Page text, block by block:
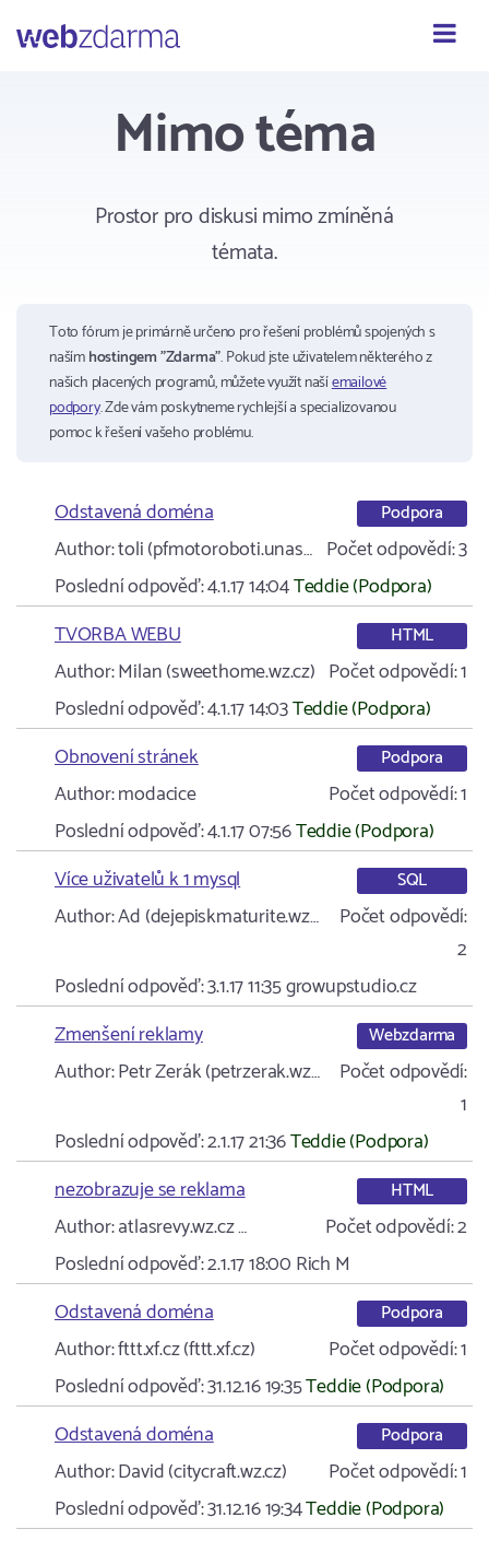
Mimo téma
Prostor pro diskusi mimo zmíněná
témata.
Toto fórum je primárně určeno pro řešení problémů spojených s
našímhostingem "Zdarma". Pokud jste uživatelem některého z
našich placených programů, můžete využít našíemailové
podpory. Zde vám poskytneme rychlejší a specializovanou
pomoc k řešení vašeho problému.
Odstavená doména Podpora
Author:toli (pfmotoroboti.unas… Počet odpovědí:3
Poslední odpověď:4.1.17 14:04Teddie (Podpora)
TVORBA WEBU
HTML
Author:Milan (sweethome.wz.cz) Počet odpovědí:1
Poslední odpověď:4.1.17 14:03Teddie (Podpora)
Obnovení stránek
Podpora
Author:modacice Počet odpovědí:1
Poslední odpověď:4.1.17 07:56Teddie (Podpora)
Více uživatelů k 1 mysql
SQL
Author:Ad (dejepiskmaturite.wz…
Počet odpovědí:
2
Poslední odpověď:3.1.17 11:35growupstudio.cz
Zmenšení reklamy
Webzdarma
Author:Petr Zerák (petrzerak.wz…
Počet odpovědí:
1
Poslední odpověď:2.1.17 21:36Teddie (Podpora)
nezobrazuje se reklama
HTML
Author:atlasrevy.wz.cz … Počet odpovědí:2
Poslední odpověď:2.1.17 18:00 Rich M
Odstavená doména
Podpora
Author:fttt.xf.cz (fttt.xf.cz) Počet odpovědí:1
Poslední odpověď:31.12.16 19:35Teddie (Podpora)
Odstavená doména
Podpora
Author:David (citycraft.wz.cz) Počet odpovědí:1
Poslední odpověď:31.12.16 19:34Teddie (Podpora)